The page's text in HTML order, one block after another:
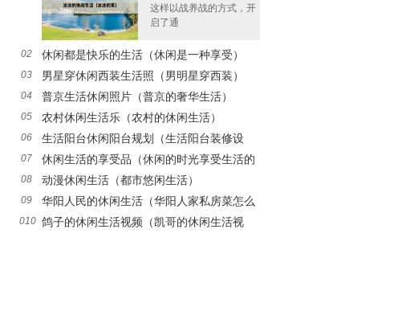
这样以战养战的方式，开
启了通
02 休闲都是快乐的生活（休闲是一种享受）
03 男星穿休闲西装生活照（男明星穿西装）
04 普京生活休闲照片（普京的奢华生活）
05 农村休闲生活乐（农村的休闲生活）
06
生活阳台休闲阳台规划（生活阳台装修设
计）
07
休闲生活的享受品（休闲的时光享受生活的
安逸）
08 动漫休闲生活（都市悠闲生活）
09
华阳人民的休闲生活（华阳人家私房菜怎么
样）
010 鸽子的休闲生活视频（凯哥的休闲生活视